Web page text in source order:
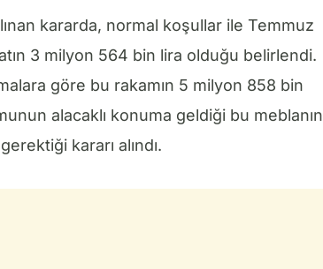
kararda, normal koşullar ile Temmuz
3 milyon 564 bin lira olduğu belirlendi.
göre bu rakamın 5 milyon 858 bin
alacaklı konuma geldiği bu meblanın
kararı alındı.